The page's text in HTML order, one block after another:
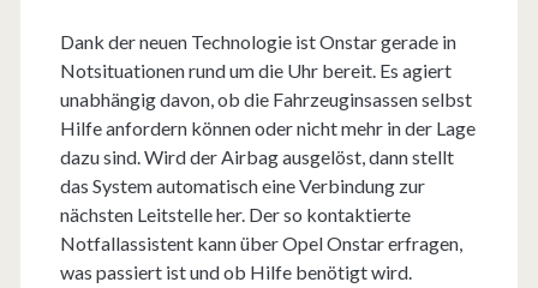
Dank der neuen Technologie ist Onstar gerade in
Notsituationen rund um die Uhr bereit. Es agiert
unabhängig davon, ob die Fahrzeuginsassen selbst
Hilfe anfordern können oder nicht mehr in der Lage
dazu sind. Wird der Airbag ausgelöst, dann stellt
das System automatisch eine Verbindung zur
nächsten Leitstelle her. Der so kontaktierte
Notfallassistent kann über Opel Onstar erfragen,
was passiert ist und ob Hilfe benötigt wird.